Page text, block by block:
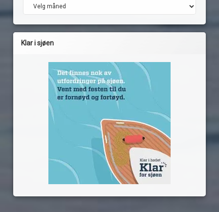
Klar i sjøen